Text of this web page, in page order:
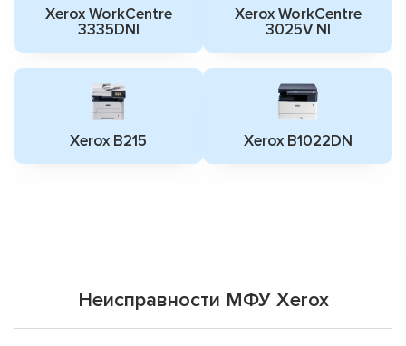
Xerox WorkCentre
3335DNI
Xerox WorkCentre
3025V NI
Xerox B215 Xerox B1022DN
Неисправности МФУ Xerox